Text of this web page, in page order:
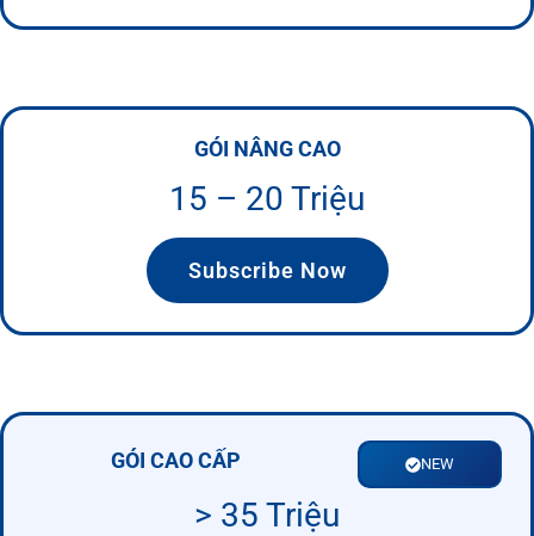
GÓI NÂNG CAO
15 – 20 Triệu
Subscribe Now
GÓI CAO CẤP NEW
> 35 Triệu